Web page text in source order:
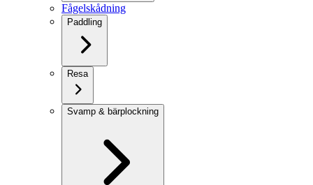
Fågelskådning
Paddling
Resa
Svamp & bärplockning